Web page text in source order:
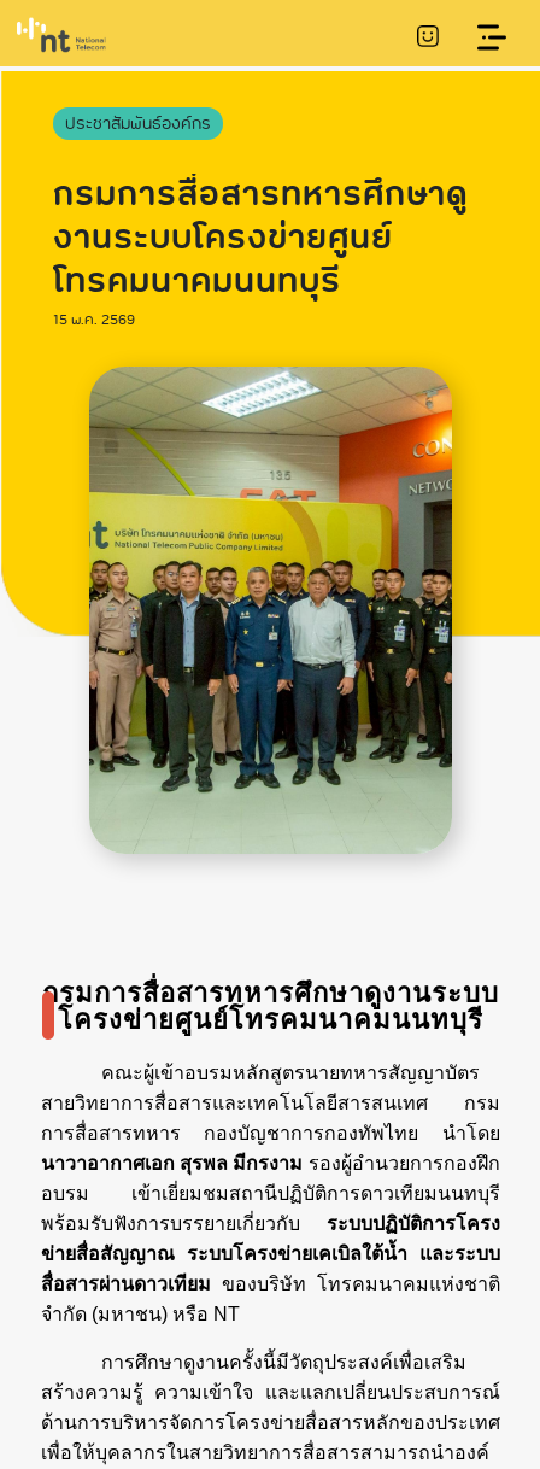
ประชาสัมพันธ์องค์กร
กรมการสื่อสารทหารศึกษาดู
งานระบบโครงข่ายศูนย์
โทรคมนาคมนนทบุรี
15 พ.ค. 2569
กรมการสื่อสารทหารศึกษาดูงานระบบ
โครงข่ายศูนย์โทรคมนาคมนนทบุรี
คณะผู้เข้าอบรมหลักสูตรนายทหารสัญญาบัตร
สายวิทยาการสื่อสารและเทคโนโลยีสารสนเทศ กรม
การสื่อสารทหาร กองบัญชาการกองทัพไทย นำโดย
นาวาอากาศเอก สุรพล มีกรงาม รองผู้อำนวยการกองฝึก
อบรม เข้าเยี่ยมชมสถานีปฏิบัติการดาวเทียมนนทบุรี
พร้อมรับฟังการบรรยายเกี่ยวกับ ระบบปฏิบัติการโครง
ข่ายสื่อสัญญาณ ระบบโครงข่ายเคเบิลใต้น้ำ และระบบ
สื่อสารผ่านดาวเทียม ของบริษัท โทรคมนาคมแห่งชาติ
จำกัด (มหาชน) หรือ NT
การศึกษาดูงานครั้งนี้มีวัตถุประสงค์เพื่อเสริม
สร้างความรู้ ความเข้าใจ และแลกเปลี่ยนประสบการณ์
ด้านการบริหารจัดการโครงข่ายสื่อสารหลักของประเทศ
เพื่อให้บุคลากรในสายวิทยาการสื่อสารสามารถนำองค์